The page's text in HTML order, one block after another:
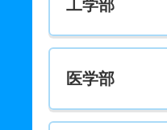
工学部
医学部